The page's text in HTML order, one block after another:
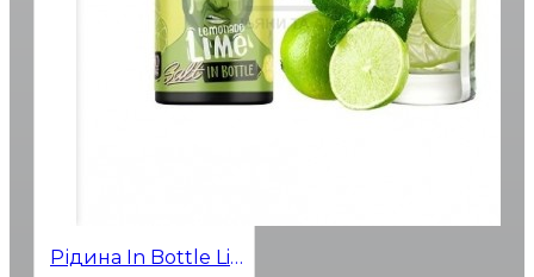
Рідина In Bottle Lime 30мл 5%